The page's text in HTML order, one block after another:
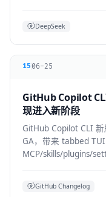
DeepSeek
15 06-25
GitHub Copilot
现进入新阶段
GitHub Copilot CLI
GA，带来 tabbed
MCP/skills/plugins/
GitHub Changelog